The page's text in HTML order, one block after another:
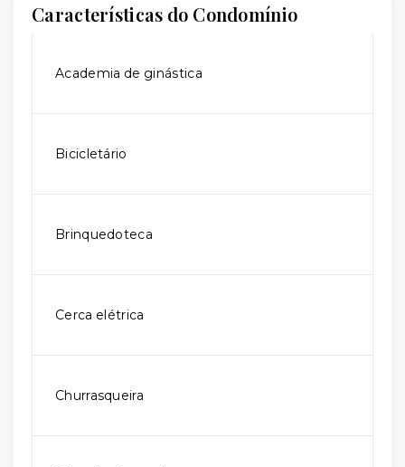
Características do Condomínio
Academia de ginástica
Bicicletário
Brinquedoteca
Cerca elétrica
Churrasqueira